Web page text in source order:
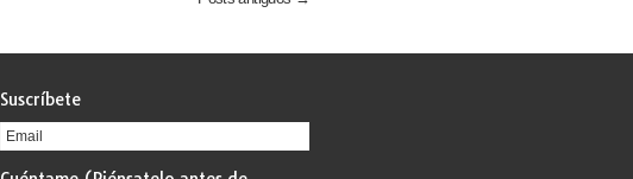
Suscríbete